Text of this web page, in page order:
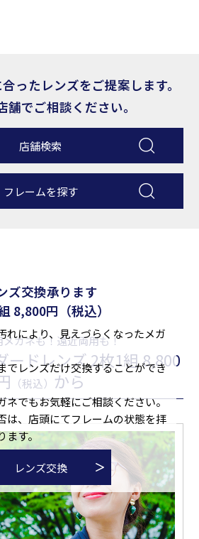
ったレンズをご提案します。
舗でご相談ください。
店舗検索
フレームを探す
ズ交換承ります
8,800円 （税込）
れにより、見えづらくなったメガ
でレンズだけ交換することができ
ネでもお気軽にご相談ください。
は、店頭にてフレームの状態を拝
ます。
レンズ交換
ガネも！遠近両用も！
ードレンズ 2枚1組 8,800
（税込） から